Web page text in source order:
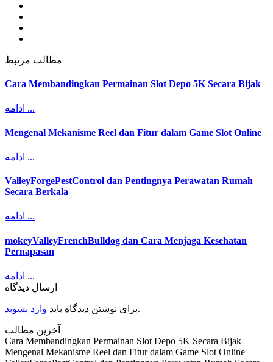
مطالب مرتبط
Cara Membandingkan Permainan Slot Depo 5K Secara Bijak
ادامه ...
Mengenal Mekanisme Reel dan Fitur dalam Game Slot Online
ادامه ...
ValleyForgePestControl dan Pentingnya Perawatan Rumah
Secara Berkala
ادامه ...
mokeyValleyFrenchBulldog dan Cara Menjaga Kesehatan
Pernapasan
ادامه ...
ارسال دیدگاه
برای نوشتن دیدگاه باید وارد بشوید .
آخرین مطالب
Cara Membandingkan Permainan Slot Depo 5K Secara Bijak
Mengenal Mekanisme Reel dan Fitur dalam Game Slot Online